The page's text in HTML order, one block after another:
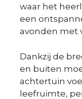
waar het
een
avonden met
Dankzij de
en buiten
achtertuin
leefruimte,